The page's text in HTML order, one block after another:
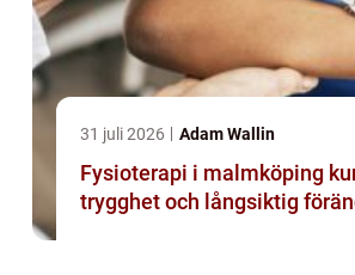
31 juli 2026 Adam Wallin
Fysioterapi i malmköping kunskap,
trygghet och långsiktig